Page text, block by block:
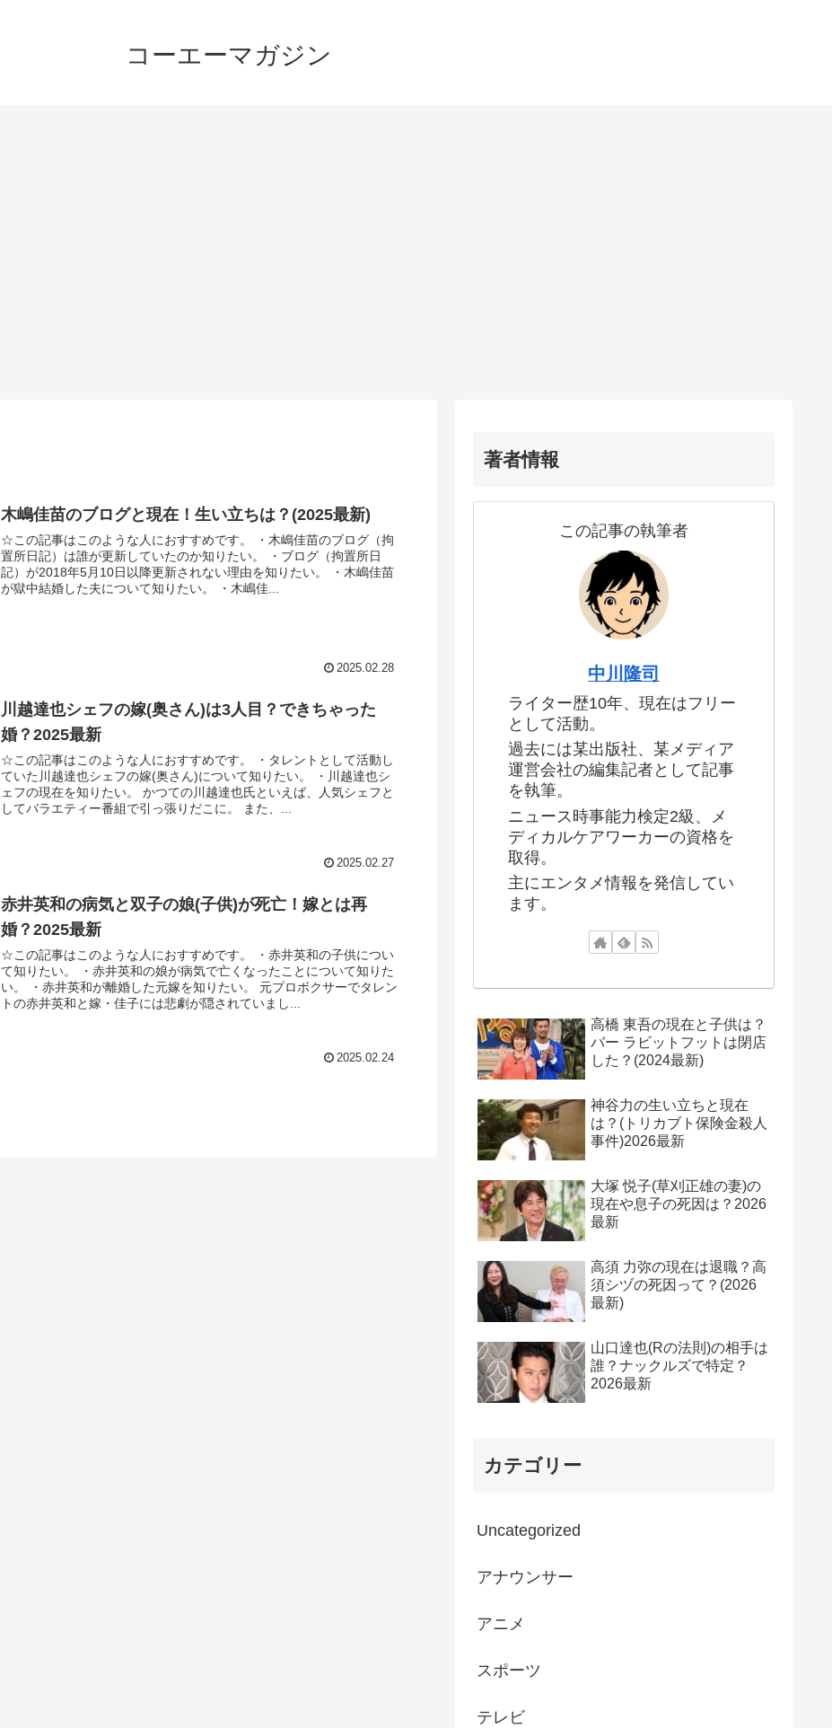
コーエーマガジン
木嶋佳苗のブログと現在！生い立ちは？(2025最新)
☆この記事はこのような人におすすめです。 ・木嶋佳苗のブログ（拘
置所日記）は誰が更新していたのか知りたい。 ・ブログ（拘置所日
記）が2018年5月10日以降更新されない理由を知りたい。 ・木嶋佳苗
が獄中結婚した夫について知りたい。 ・木嶋佳...
2025.02.28
川越達也シェフの嫁(奥さん)は3人目？できちゃった
婚？2025最新
☆この記事はこのような人におすすめです。 ・タレントとして活動し
ていた川越達也シェフの嫁(奥さん)について知りたい。 ・川越達也シ
ェフの現在を知りたい。 かつての川越達也氏といえば、人気シェフと
してバラエティー番組で引っ張りだこに。 また、...
2025.02.27
赤井英和の病気と双子の娘(子供)が死亡！嫁とは再
婚？2025最新
☆この記事はこのような人におすすめです。 ・赤井英和の子供につい
て知りたい。 ・赤井英和の娘が病気で亡くなったことについて知りた
い。 ・赤井英和が離婚した元嫁を知りたい。 元プロボクサーでタレン
トの赤井英和と嫁・佳子には悲劇が隠されていまし...
2025.02.24
著者情報
この記事の執筆者
中川隆司
ライター歴10年、現在はフリー
として活動。
過去には某出版社、某メディア
運営会社の編集記者として記事
を執筆。
ニュース時事能力検定2級、メ
ディカルケアワーカーの資格を
取得。
主にエンタメ情報を発信してい
ます。
高橋 東吾の現在と子供は？
バー ラビットフットは閉店
した？(2024最新)
神谷力の生い立ちと現在
は？(トリカブト保険金殺人
事件)2026最新
大塚 悦子(草刈正雄の妻)の
現在や息子の死因は？2026
最新
高須 力弥の現在は退職？高
須シヅの死因って？(2026
最新)
山口達也(Rの法則)の相手は
誰？ナックルズで特定？
2026最新
カテゴリー
Uncategorized
アナウンサー
アニメ
スポーツ
テレビ